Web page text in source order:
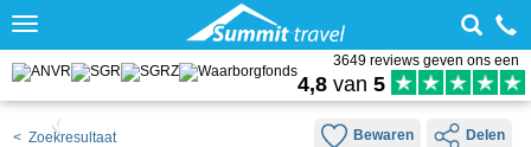
Toggle
3649 reviews geven ons een
4,8 van 5
< Zoekresultaat Bewaren Delen